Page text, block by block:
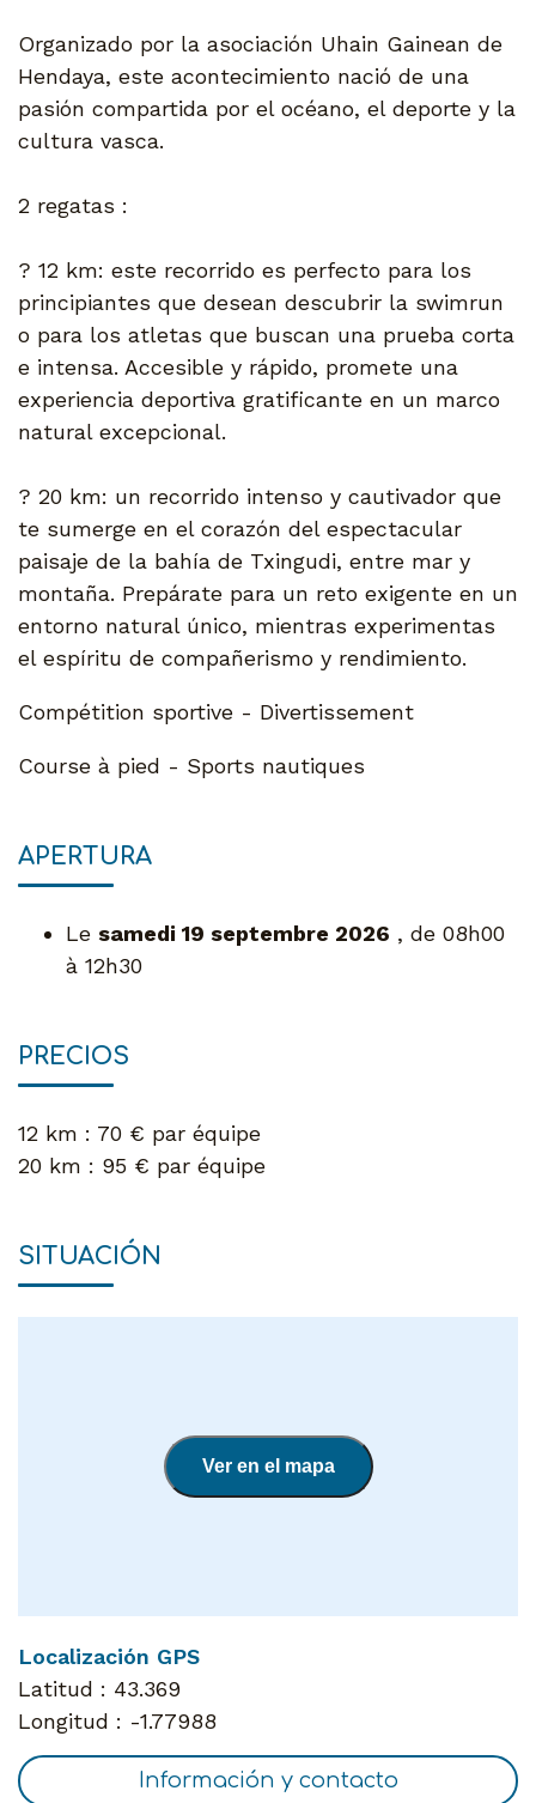
Organizado por la asociación Uhain Gainean de
Hendaya, este acontecimiento nació de una
pasión compartida por el océano, el deporte y la
cultura vasca.
2 regatas :
? 12 km: este recorrido es perfecto para los
principiantes que desean descubrir la swimrun
o para los atletas que buscan una prueba corta
e intensa. Accesible y rápido, promete una
experiencia deportiva gratificante en un marco
natural excepcional.
? 20 km: un recorrido intenso y cautivador que
te sumerge en el corazón del espectacular
paisaje de la bahía de Txingudi, entre mar y
montaña. Prepárate para un reto exigente en un
entorno natural único, mientras experimentas
el espíritu de compañerismo y rendimiento.
Compétition sportive - Divertissement
Course à pied - Sports nautiques
APERTURA
Le samedi 19 septembre 2026 , de 08h00
à 12h30
PRECIOS
12 km : 70 € par équipe
20 km : 95 € par équipe
SITUACIÓN
Ver en el mapa
Localización GPS
Latitud : 43.369
Longitud : -1.77988
Información y contacto